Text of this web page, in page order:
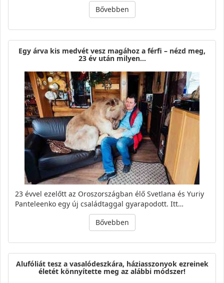
Bővebben
Egy árva kis medvét vesz magához a férfi – nézd meg,
23 év után milyen…
23 évvel ezelőtt az Oroszországban élő Svetlana és Yuriy
Panteleenko egy új családtaggal gyarapodott. Itt…
Bővebben
Alufóliát tesz a vasalódeszkára, háziasszonyok ezreinek
életét könnyítette meg az alábbi módszer!